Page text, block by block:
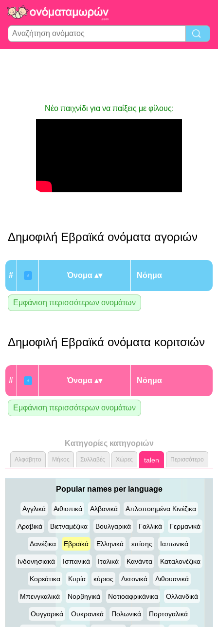
Νέο παιχνίδι για να παίξεις με φίλους:
Δημοφιλή Εβραϊκά ονόματα αγοριών
# ♂ Όνομα Νόημα
Εμφάνιση περισσότερων ονομάτων
Δημοφιλή Εβραϊκά ονόματα κοριτσιών
# ♂ Όνομα Νόημα
Εμφάνιση περισσότερων ονομάτων
Κατηγορίες κατηγοριών
Αλφάβητο Μήκος Συλλαβές Χώρες talen Περισσότερο
Popular names per language
Αγγλικά Αιθιοπικά Αλβανικά Απλοποιημένα Κινέζικα
Αραβικά Βιετναμέζικα Βουλγαρικά Γαλλικά Γερμανικά
Δανέζικα Εβραϊκά Ελληνικά επίσης Ιαπωνικά
Ινδονησιακά Ισπανικά Ιταλικά Κανάντα Καταλονέζικα
Κορεάτικα Κυρία κύριος Λετονικά Λιθουανικά
Μπενγκαλικά Νορβηγικά Νοτιοαφρικάνικα Ολλανδικά
Ουγγαρικά Ουκρανικά Πολωνικά Πορτογαλικά